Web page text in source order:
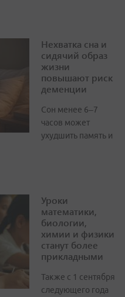
Нехватка сна и
сидячий образ
жизни
повышают риск
деменции
Сон менее 6–7
часов может
ухудшить память и
Уроки
математики,
биологии,
химии и физики
станут более
прикладными
Также с 1 сентября
следующего года